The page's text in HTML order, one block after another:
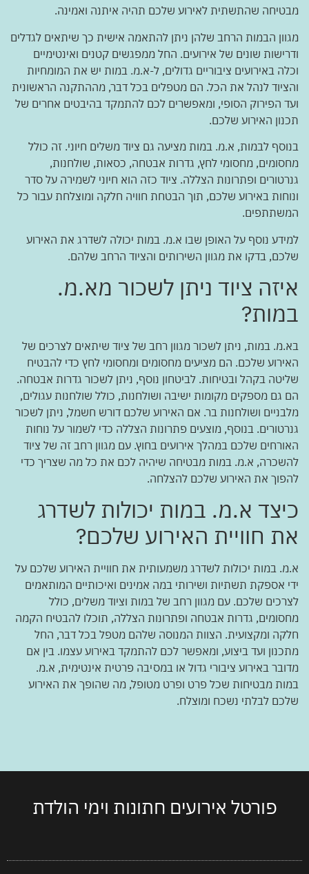
מבטיחה שהתשתית לאירוע שלכם תהיה איתנה ואמינה.
מגוון הבמות הרחב שלהן ניתן להתאמה אישית כך שיתאים לגדלים
ודרישות שונים של אירועים. החל ממפגשים קטנים ואינטימיים
וכלה באירועים ציבוריים גדולים, ל-א.מ. במות יש את המומחיות
והציוד לנהל את הכל. הם מטפלים בכל דבר, מההתקנה הראשונית
ועד הפירוק הסופי, ומאפשרים לכם להתמקד בהיבטים אחרים של
תכנון האירוע שלכם.
בנוסף לבמות, א.מ. במות מציעה גם ציוד משלים חיוני. זה כולל
מחסומים, מחסומי לחץ, גדרות אבטחה, כסאות, שולחנות,
גנרטורים ופתרונות הצללה. ציוד כזה הוא חיוני לשמירה על סדר
ונוחות באירוע שלכם, תוך הבטחת חוויה חלקה ומוצלחת עבור כל
המשתתפים.
למידע נוסף על האופן שבו א.מ. במות יכולה לשדרג את האירוע
שלכם, בדקו את מגוון השירותים והציוד הרחב שלהם.
איזה ציוד ניתן לשכור מא.מ.
במות?
בא.מ. במות, ניתן לשכור מגוון רחב של ציוד שיתאים לצרכים של
האירוע שלכם. הם מציעים מחסומים ומחסומי לחץ כדי להבטיח
שליטה בקהל ובטיחות. לביטחון נוסף, ניתן לשכור גדרות אבטחה.
הם גם מספקים מקומות ישיבה ושולחנות, כולל שולחנות עגולים,
מלבניים ושולחנות בר. אם האירוע שלכם דורש חשמל, ניתן לשכור
גנרטורים. בנוסף, מוצעים פתרונות הצללה כדי לשמור על נוחות
האורחים שלכם במהלך אירועים בחוץ. עם מגוון רחב זה של ציוד
להשכרה, א.מ. במות מבטיחה שיהיה לכם את כל מה שצריך כדי
להפוך את האירוע שלכם להצלחה.
כיצד א.מ. במות יכולות לשדרג
את חוויית האירוע שלכם?
א.מ. במות יכולות לשדרג משמעותית את חוויית האירוע שלכם על
ידי אספקת תשתיות ושירותי במה אמינים ואיכותיים המותאמים
לצרכים שלכם. עם מגוון רחב של במות וציוד משלים, כולל
מחסומים, גדרות אבטחה ופתרונות הצללה, תוכלו להבטיח הקמה
חלקה ומקצועית. הצוות המנוסה שלהם מטפל בכל דבר, החל
מתכנון ועד ביצוע, ומאפשר לכם להתמקד באירוע עצמו. בין אם
מדובר באירוע ציבורי גדול או במסיבה פרטית אינטימית, א.מ.
במות מבטיחות שכל פרט ופרט מטופל, מה שהופך את האירוע
שלכם לבלתי נשכח ומוצלח.
פורטל אירועים חתונות וימי הולדת